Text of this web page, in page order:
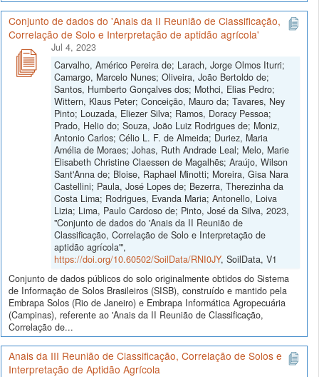
Conjunto de dados do 'Anais da II Reunião de Classificação,
Correlação de Solo e Interpretação de aptidão agrícola'
Jul 4, 2023
Carvalho, Américo Pereira de; Larach, Jorge Olmos Iturri;
Camargo, Marcelo Nunes; Oliveira, João Bertoldo de;
Santos, Humberto Gonçalves dos; Mothci, Elias Pedro;
Wittern, Klaus Peter; Conceição, Mauro da; Tavares, Ney
Pinto; Louzada, Eliezer Silva; Ramos, Doracy Pessoa;
Prado, Helio do; Souza, João Luiz Rodrigues de; Moniz,
Antonio Carlos; Célio L. F. de Almeida; Duriez, Maria
Amélia de Moraes; Johas, Ruth Andrade Leal; Melo, Marie
Elisabeth Christine Claessen de Magalhẽs; Araújo, Wilson
Sant'Anna de; Bloise, Raphael Minotti; Moreira, Gisa Nara
Castellini; Paula, José Lopes de; Bezerra, Therezinha da
Costa Lima; Rodrigues, Evanda Maria; Antonello, Loiva
Lizia; Lima, Paulo Cardoso de; Pinto, José da Silva, 2023,
"Conjunto de dados do 'Anais da II Reunião de
Classificação, Correlação de Solo e Interpretação de
aptidão agrícola'",
https://doi.org/10.60502/SoilData/RNI0JY, SoilData, V1
Conjunto de dados públicos do solo originalmente obtidos do Sistema
de Informação de Solos Brasileiros (SISB), construído e mantido pela
Embrapa Solos (Rio de Janeiro) e Embrapa Informática Agropecuária
(Campinas), referente ao 'Anais da II Reunião de Classificação,
Correlação de...
Anais da III Reunião de Classificação, Correlação de Solos e
Interpretação de Aptidão Agrícola